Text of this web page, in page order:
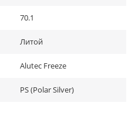
70.1
Литой
Alutec Freeze
PS (Polar Silver)